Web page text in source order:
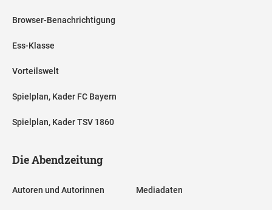
Browser-Benachrichtigung
Ess-Klasse
Vorteilswelt
Spielplan, Kader FC Bayern
Spielplan, Kader TSV 1860
Die Abendzeitung
Autoren und Autorinnen Mediadaten